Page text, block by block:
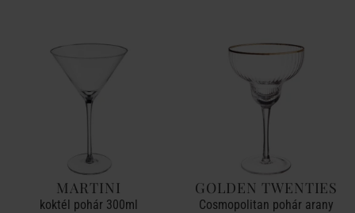
MARTINI
koktél pohár 300ml
GOLDEN TWENTIES
Cosmopolitan pohár arany